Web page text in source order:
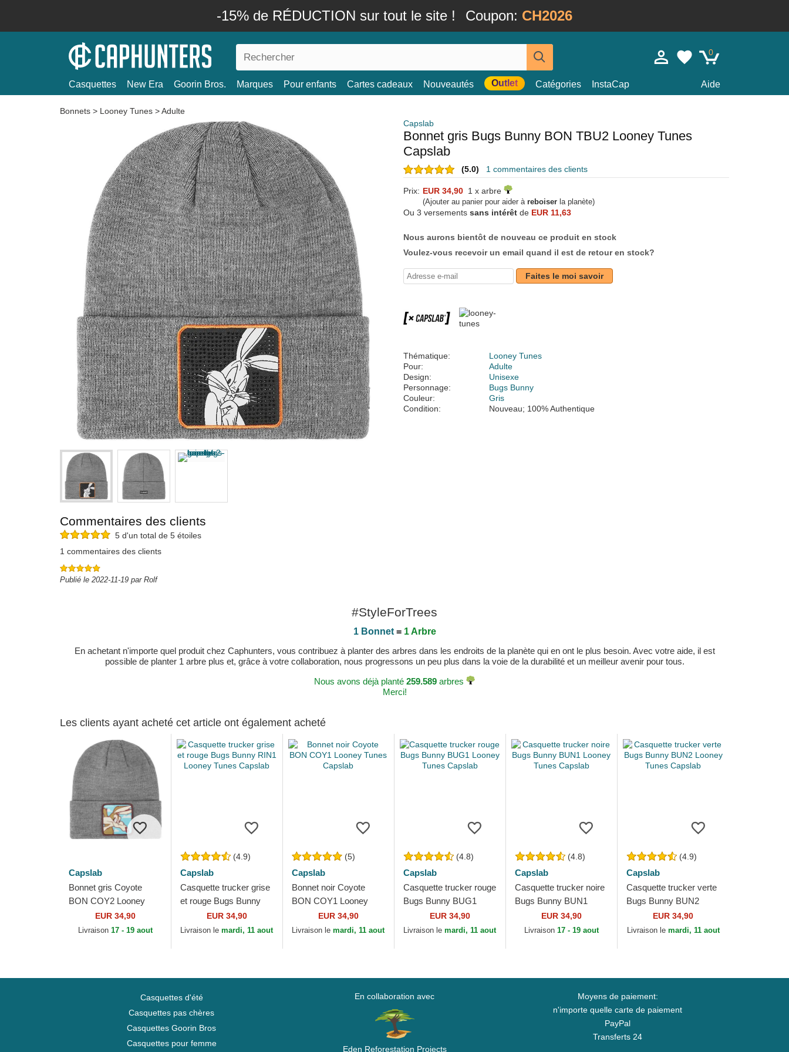
-15% de RÉDUCTION sur tout le site ! Coupon: CH2026
0
Casquettes New Era Goorin Bros. Marques Pour enfants Cartes cadeaux Nouveautés Outlet Catégories InstaCap Aide
Bonnets > Looney Tunes >Adulte
Capslab
Bonnet gris Bugs Bunny BON TBU2 Looney Tunes
Capslab
(5.0) 1 commentaires des clients
Prix: EUR 34,90 1 x arbre
(Ajouter au panier pour aider à reboiser la planète)
Ou 3 versements sans intérêt de EUR 11,63
Nous aurons bientôt de nouveau ce produit en stock
Voulez-vous recevoir un email quand il est de retour en stock?
Faites le moi savoir
Thématique:
Looney Tunes
Pour:
Adulte
Design:
Unisexe
Personnage:
Bugs Bunny
Couleur:
Gris
Condition:
Nouveau; 100% Authentique
Commentaires des clients
5 d'un total de 5 étoiles
1 commentaires des clients
Publié le 2022-11-19 par Rolf
#StyleForTrees
1 Bonnet= 1 Arbre
En achetant n'importe quel produit chez Caphunters, vous contribuez à planter des arbres dans les endroits de la planète qui en ont le plus besoin. Avec votre aide, il est
possible de planter 1 arbre plus et, grâce à votre collaboration, nous progressons un peu plus dans la voie de la durabilité et un meilleur avenir pour tous.
Nous avons déjà planté 259.589 arbres
Merci!
Les clients ayant acheté cet article ont également acheté
Capslab
Bonnet gris Coyote
BON COY2 Looney
Tunes Capslab
EUR 34,90
Livraison 17 - 19 aout
(4.9)
Capslab
Casquette trucker grise
et rouge Bugs Bunny
RIN1 Looney Tunes
Capslab
EUR 34,90
Livraison lemardi, 11 aout
(5)
Capslab
Bonnet noir Coyote
BON COY1 Looney
Tunes Capslab
EUR 34,90
Livraison lemardi, 11 aout
(4.8)
Capslab
Casquette trucker rouge
Bugs Bunny BUG1
Looney Tunes Capslab
EUR 34,90
Livraison lemardi, 11 aout
(4.8)
Capslab
Casquette trucker noire
Bugs Bunny BUN1
Looney Tunes Capslab
EUR 34,90
Livraison 17 - 19 aout
(4.9)
Capslab
Casquette trucker verte
Bugs Bunny BUN2
Looney Tunes Capslab
EUR 34,90
Livraison le mardi, 11 aout
Casquettes d'été
Casquettes pas chères
Casquettes Goorin Bros
Casquettes pour femme
En collaboration avec
Eden Reforestation Projects
Moyens de paiement:
n'importe quelle carte de paiement
PayPal
Transferts 24